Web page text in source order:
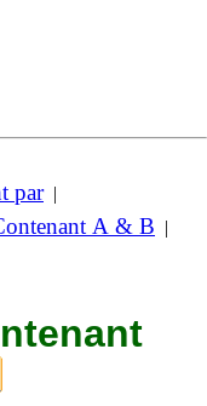
par|
A & B |